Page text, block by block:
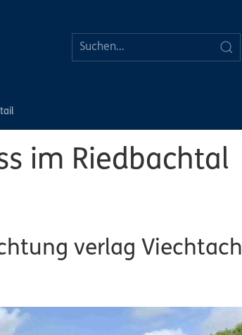
im Riedbachtal
verlag Viechtach